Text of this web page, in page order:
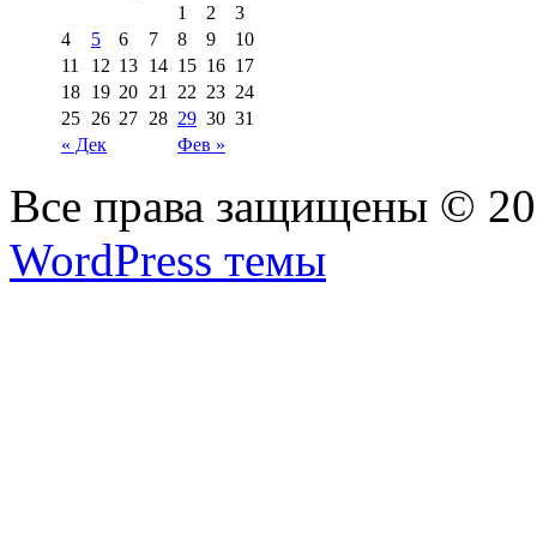
« Дек Фев »
1 2
3
4
5 6 7 8 9
10
11
12 13 14 15 16 17
18 19 20 21 22 23 24
25 26 27 28 29 30 31
Все права защищены ©
WordPress темы